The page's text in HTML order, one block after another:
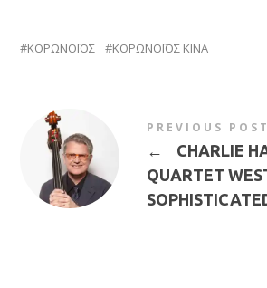
ΚΟΡΩΝΟΪΟΣ ΚΟΡΩΝΟΪΟΣ ΚΙΝΑ
PREVIOUS POST
←
CHARLIE
QUARTET